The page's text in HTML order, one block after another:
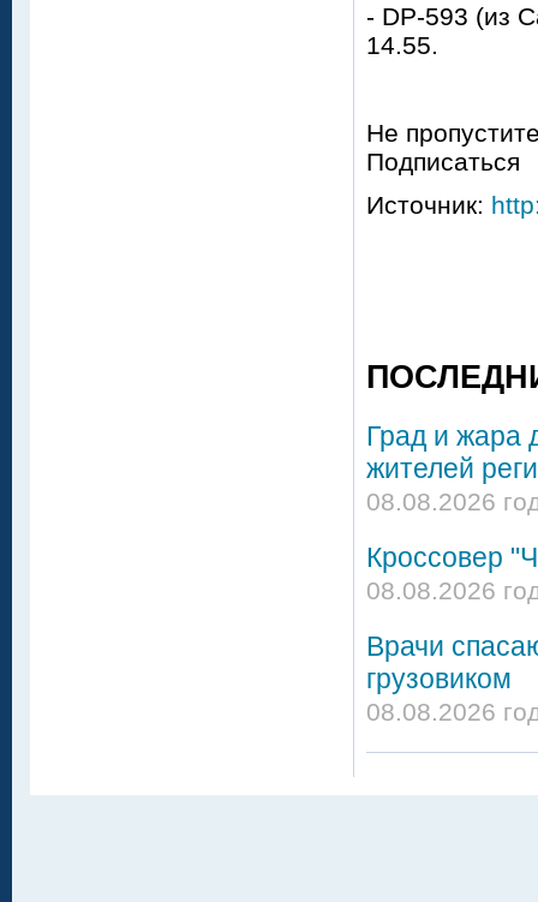
- DP-593 (из
14.55.
Не
Подписаться
Источник:
Град и жара
жителей
08.08.2026
Кроссовер
08.08.2026
Врачи
грузовиком
08.08.2026